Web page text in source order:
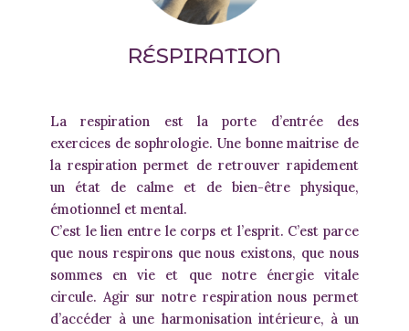
RÉSPIRATION
La respiration est la porte d’entrée des
exercices de sophrologie. Une bonne maitrise de
la respiration permet de retrouver rapidement
un état de calme et de bien-être physique,
émotionnel et mental.
C’est le lien entre le corps et l’esprit. C’est parce
que nous respirons que nous existons, que nous
sommes en vie et que notre énergie vitale
circule. Agir sur notre respiration nous permet
d’accéder à une harmonisation intérieure, à un